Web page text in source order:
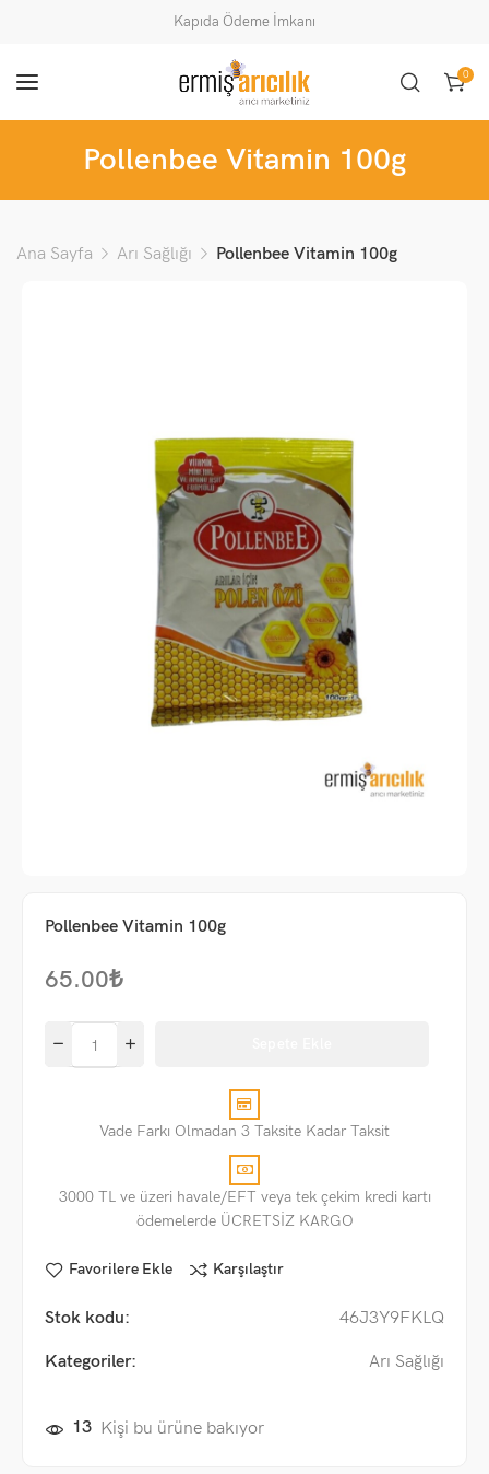
Kapıda Ödeme İmkanı
0
Pollenbee Vitamin 100g
Ana Sayfa Arı Sağlığı Pollenbee Vitamin 100g
Pollenbee Vitamin 100g
65.00₺
Vade Farkı Olmadan 3 Taksite Kadar Taksit
3000 TL ve üzeri havale/EFT veya tek çekim kredi kartı
ödemelerde ÜCRETSİZ KARGO
Favorilere Ekle Karşılaştır
Stok kodu: 46J3Y9FKLQ
Kategoriler: Arı Sağlığı
13 Kişi bu ürüne bakıyor